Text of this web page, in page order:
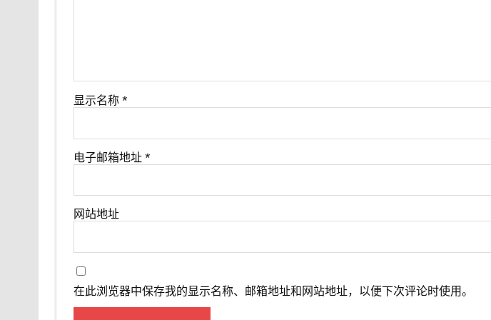
显示名称 *
电子邮箱地址 *
网站地址
在此浏览器中保存我的显示名称、邮箱地址和网站地址，以便下次评论时使用。